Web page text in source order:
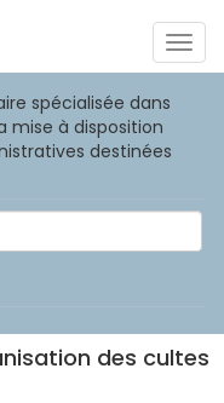
spécialisée dans
mise à disposition
destinées
des cultes